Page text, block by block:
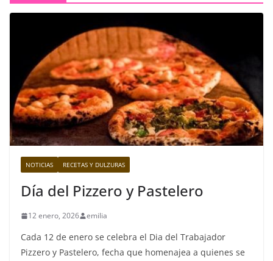
NOTICIAS RECETAS Y DULZURAS
Día del Pizzero y Pastelero
12 enero, 2026 emilia
Cada 12 de enero se celebra el Dia del Trabajador
Pizzero y Pastelero, fecha que homenajea a quienes se